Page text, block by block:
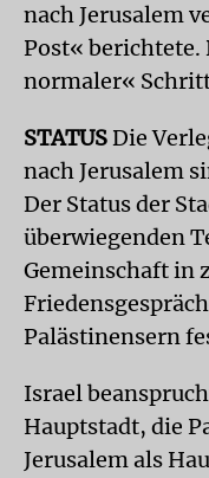
nach Jerusalem
Post«
normaler«
STATUSDie
nach Jerusalem
Der Status der
überwiegenden
Gemeinschaft in
Palästinensern
Israel
Hauptstadt, die
Jerusalem als